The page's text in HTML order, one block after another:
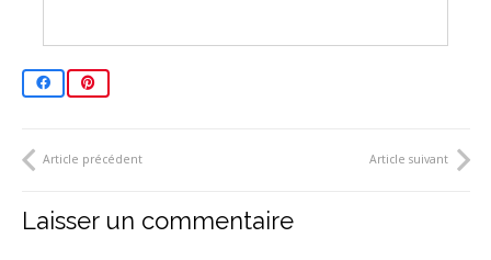
Article précédent Article suivant
Laisser un commentaire